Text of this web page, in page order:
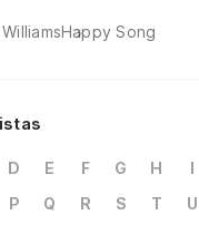
Happy Song
D E F G H I
P Q R S T U